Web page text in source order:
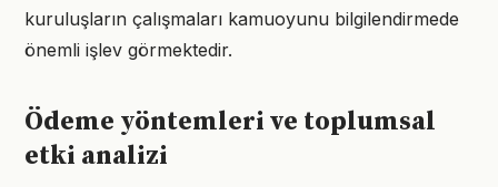
kuruluşların çalışmaları kamuoyunu bilgilendirmede
önemli işlev görmektedir.
Ödeme yöntemleri ve toplumsal
etki analizi